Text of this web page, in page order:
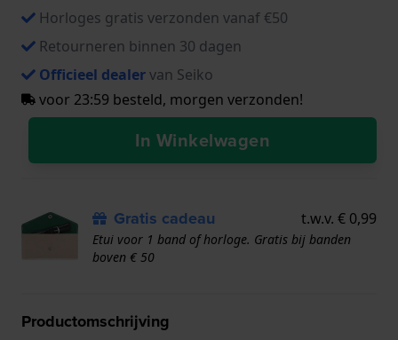
Horloges gratis verzonden vanaf €50
Retourneren binnen 30 dagen
Officieel dealervan Seiko
voor 23:59 besteld, morgen verzonden!
In Winkelwagen
Gratis cadeau t.w.v. € 0,99
Etui voor 1 band of horloge. Gratis bij banden
boven € 50
Productomschrijving